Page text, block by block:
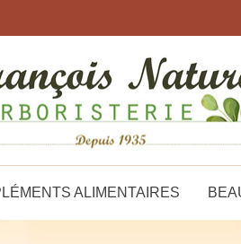
ALIMENTAIRES